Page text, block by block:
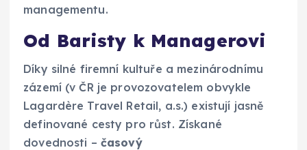
managementu.
Od Baristy k Managerovi
Díky silné firemní kultuře a mezinárodnímu
zázemí (v ČR je provozovatelem obvykle
Lagardère Travel Retail, a.s.) existují jasně
definované cesty pro růst. Získané
dovednosti – časový